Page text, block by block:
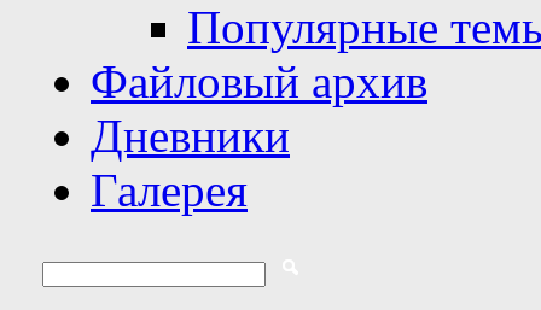
Популярные
Файловый архив
Дневники
Галерея